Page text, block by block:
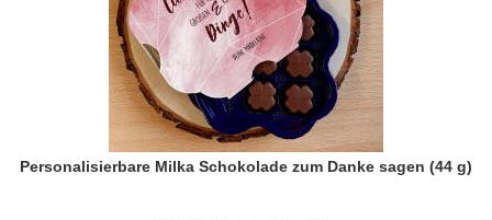
Personalisierbare Milka Schokolade zum Danke sagen (44 g)